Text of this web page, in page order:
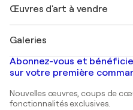
Découvrez une sélection
Marc Chagall
Banksy
Mr. Brainwash
Shepard Fairey
Œuvres d'art à vendre
Tableaux abstraits à vendre
Peintures de paysage
Estampes
Peintures acryliques
Galeries
Galeries d'art en France
Galeries d'art en Belgique
Abonnez-vous et
sur votre première
Nouvelles œuvres, coups de
fonctionnalités exclusives.